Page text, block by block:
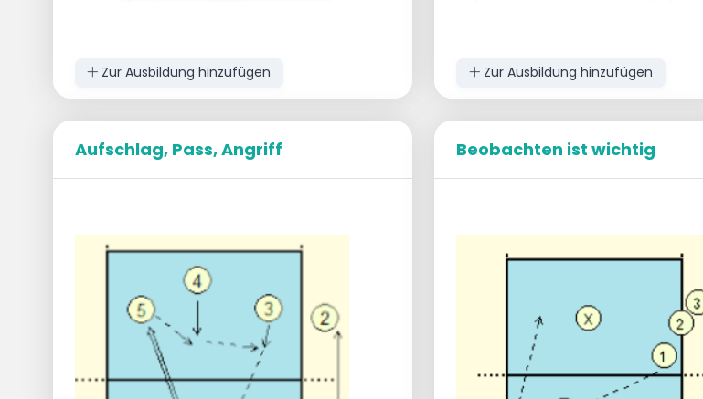
angewiesen, mit ihrem Angriff direkt zu
punkten. Die Verteidigung hat natürlich den
Auftrag, dies zu verhindern.
Das Spiel wird mit einem festen Verteiler
gespielt. Mehrere Angreifer stehen mit einem
Ball an einer Seite des Spielfelds. Sie spielen den
Zur Ausbildung hinzufügen
Einstellung auf Angreifer 1
hinten
Zur Ausbildung hinzufügen
Aufschlag, Pass, Angriff Beobachten ist wichtig